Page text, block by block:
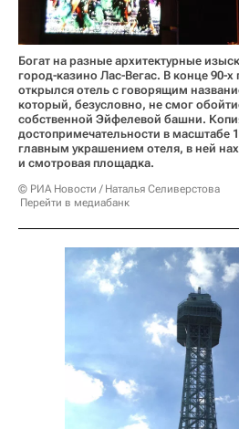
Богат на разные архитектурные
город-казино Лас-Вегас. В конце 90-х
открылся отель с говорящим
который, безусловно, не смог
собственной Эйфелевой башни.
достопримечательности в масштабе
главным украшением отеля, в ней
и смотровая площадка.
© РИА Новости / Наталья Селиверстова
Перейти в медиабанк